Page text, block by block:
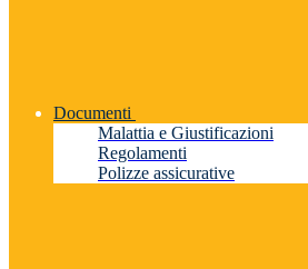
Documenti
Malattia e Giustificazioni
Regolamenti
Polizze assicurative